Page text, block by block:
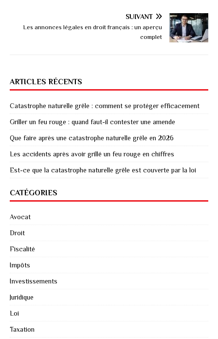
SUIVANT
Les annonces légales en droit français : un aperçu
complet
ARTICLES RÉCENTS
Catastrophe naturelle grêle : comment se protéger efficacement
Griller un feu rouge : quand faut-il contester une amende
Que faire après une catastrophe naturelle grêle en 2026
Les accidents après avoir grillé un feu rouge en chiffres
Est-ce que la catastrophe naturelle grêle est couverte par la loi
CATÉGORIES
Avocat
Droit
Fiscalité
Impôts
Investissements
Juridique
Loi
Taxation